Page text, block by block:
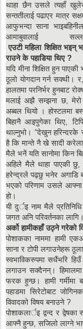
थाहा छैन उसले त्यहाँ
सन्ततीलाई पढाएर मात्र
आफुभन्दा साना
एउटी महिला शिक्षित भइन्
राउने के पहाडिया थिए?
यदि मीना शिक्षित हुन
ठूलो योगदान गर्न सक्थी।
हालतमा परनिर्भर हुनबाट
मलाई अझै सम्झना छ, मेरो
अब्बल थियो । होस्टलमा
बिहानै आइपुगेका थिए,
थाल्नुभो। “देखुन
है कि मान्ते नै खे सादी
मैले भनें यति सानोमा किन
अहिले मैले थाहा पाएकी छु,
हरेन्द्रले पढ्छु भनेर अगाडि
भएको परिणाम उसले आफ्ना
हो।
यी दुर्इ नाम मैले प्रतिनिधि
जगत अनि परिवर्तनका लागि।
अर्को हामीकहाँ उठ्ने गरेको
पोशाकका नाममा हामी
साना र टोपी लगाउनेहरू
स्वभाविकरुपमा सधैंभरि
लगाउन सक्दैनन्।
फरक हुन्छ। हामी गर्मीमा
पहाडमा सिरेटोबाट
विवादको विषय बनाउने ?
पोशाकलार्इ द्वन्द र
आफ्नै हुन्छ, सजिलो लाग्ने